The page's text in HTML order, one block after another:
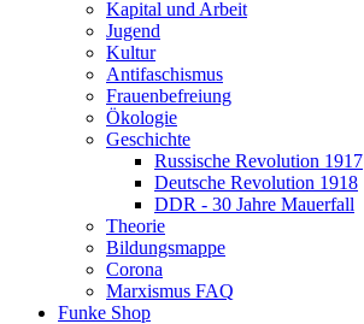
Kapital und Arbeit
Jugend
Kultur
Antifaschismus
Frauenbefreiung
Ökologie
Geschichte
Russische Revolution 1917
Deutsche Revolution 1918
DDR - 30 Jahre Mauerfall
Theorie
Bildungsmappe
Corona
Marxismus FAQ
Funke Shop